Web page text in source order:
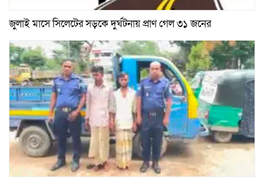
জুলাই মাসে সিলেটের সড়কে দুর্ঘটনায় প্রাণ গেল ৩১ জনের